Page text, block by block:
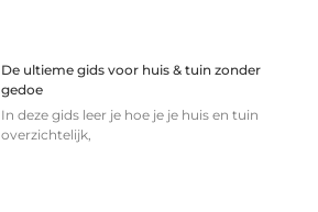
De ultieme gids voor huis & tuin zonder
gedoe
In deze gids leer je hoe je je huis en tuin
overzichtelijk,